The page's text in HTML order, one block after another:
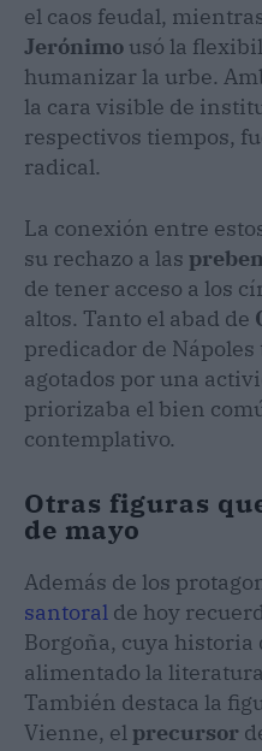
el caos feudal,
Jerónimo usó la
humanizar la urbe.
la cara visible de
respectivos tiempos,
radical.
La conexión entre
su rechazo a las
de tener acceso a los
altos. Tanto el abad de
predicador de
agotados por una
priorizaba el bien
contemplativo.
Otras figuras
de mayo
Además de los
santoral de hoy
Borgoña, cuya historia
alimentado la
También destaca la
Vienne, elprecursor